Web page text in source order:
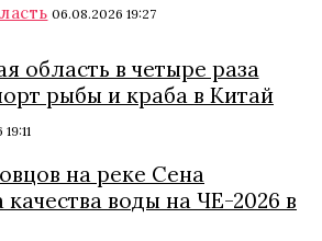
06.08.2026 19:27
область в четыре раза
рыбы и краба в Китай
на реке Сена
воды на ЧЕ-2026 в